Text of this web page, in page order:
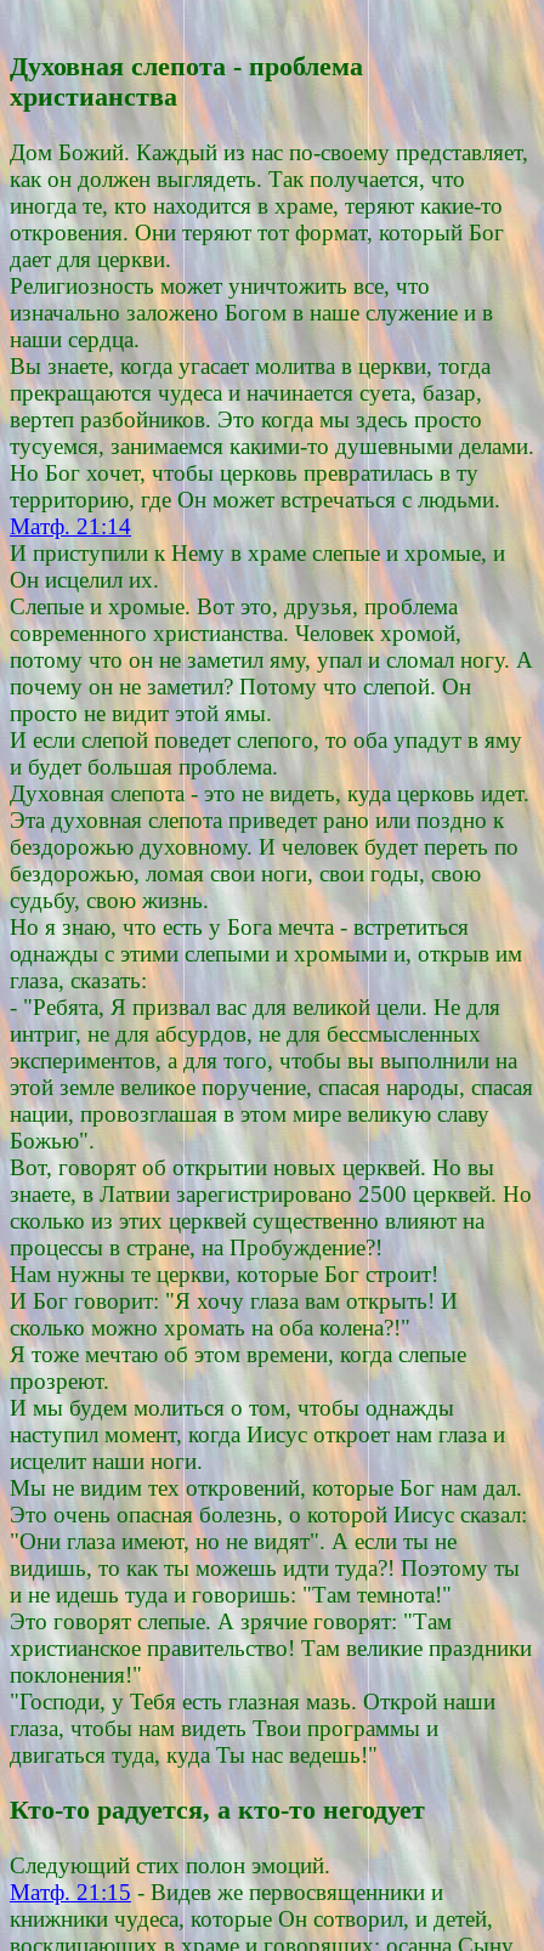
Духовная слепота - проблема
христианства
Дом Божий. Каждый из нас по-своему представляет,
как он должен выглядеть. Так получается, что
иногда те, кто находится в храме, теряют какие-то
откровения. Они теряют тот формат, который Бог
дает для церкви.
Религиозность может уничтожить все, что
изначально заложено Богом в наше служение и в
наши сердца.
Вы знаете, когда угасает молитва в церкви, тогда
прекращаются чудеса и начинается суета, базар,
вертеп разбойников. Это когда мы здесь просто
тусуемся, занимаемся какими-то душевными делами.
Но Бог хочет, чтобы церковь превратилась в ту
территорию, где Он может встречаться с людьми.
Матф. 21:14
И приступили к Нему в храме слепые и хромые, и
Он исцелил их.
Слепые и хромые. Вот это, друзья, проблема
современного христианства. Человек хромой,
потому что он не заметил яму, упал и сломал ногу. А
почему он не заметил? Потому что слепой. Он
просто не видит этой ямы.
И если слепой поведет слепого, то оба упадут в яму
и будет большая проблема.
Духовная слепота - это не видеть, куда церковь идет.
Эта духовная слепота приведет рано или поздно к
бездорожью духовному. И человек будет переть по
бездорожью, ломая свои ноги, свои годы, свою
судьбу, свою жизнь.
Но я знаю, что есть у Бога мечта - встретиться
однажды с этими слепыми и хромыми и, открыв им
глаза, сказать:
- "Ребята, Я призвал вас для великой цели. Не для
интриг, не для абсурдов, не для бессмысленных
экспериментов, а для того, чтобы вы выполнили на
этой земле великое поручение, спасая народы, спасая
нации, провозглашая в этом мире великую славу
Божью".
Вот, говорят об открытии новых церквей. Но вы
знаете, в Латвии зарегистрировано 2500 церквей. Но
сколько из этих церквей существенно влияют на
процессы в стране, на Пробуждение?!
Нам нужны те церкви, которые Бог строит!
И Бог говорит: "Я хочу глаза вам открыть! И
сколько можно хромать на оба колена?!"
Я тоже мечтаю об этом времени, когда слепые
прозреют.
И мы будем молиться о том, чтобы однажды
наступил момент, когда Иисус откроет нам глаза и
исцелит наши ноги.
Мы не видим тех откровений, которые Бог нам дал.
Это очень опасная болезнь, о которой Иисус сказал:
"Они глаза имеют, но не видят". А если ты не
видишь, то как ты можешь идти туда?! Поэтому ты
и не идешь туда и говоришь: "Там темнота!"
Это говорят слепые. А зрячие говорят: "Там
христианское правительство! Там великие праздники
поклонения!"
"Господи, у Тебя есть глазная мазь. Открой наши
глаза, чтобы нам видеть Твои программы и
двигаться туда, куда Ты нас ведешь!"
Кто-то радуется, а кто-то негодует
Следующий стих полон эмоций.
Матф. 21:15 - Видев же первосвященники и
книжники чудеса, которые Он сотворил, и детей,
восклицающих в храме и говорящих: осанна Сыну